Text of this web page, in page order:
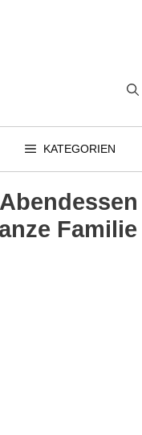
KATEGORIEN
Familie